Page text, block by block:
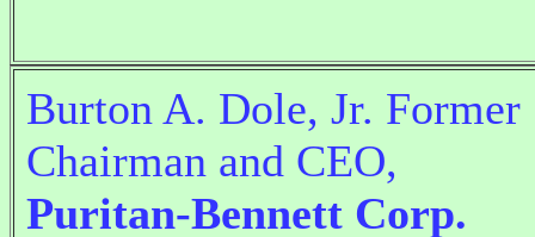
Burton A. Dole, Jr. Former
Chairman and CEO,
Puritan-Bennett Corp.